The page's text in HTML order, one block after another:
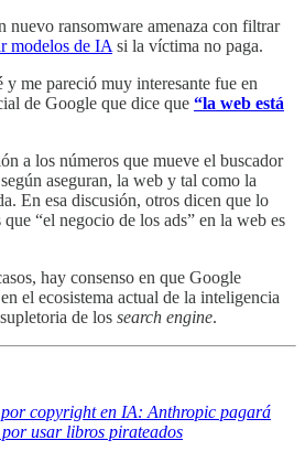
nuevo ransomware amenaza con filtrar
modelos de IA si la víctima no paga.
me pareció muy interesante fue en
de Google que dice que “la web está
a los números que mueve el buscador
aseguran, la web y tal como la
En esa discusión, otros dicen que lo
“el negocio de los ads” en la web es
hay consenso en que Google
el ecosistema actual de la inteligencia
de los search engine.
copyright en IA: Anthropic pagará
usar libros pirateados